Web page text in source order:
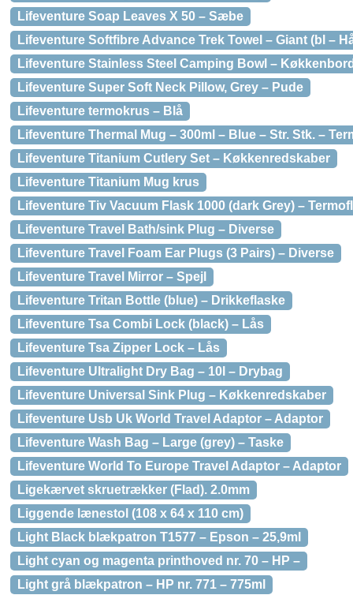
Lifeventure Soap Leaves X 50 – Sæbe
Lifeventure Softfibre Advance Trek Towel – Giant (bl –
Lifeventure Stainless Steel Camping Bowl –
Lifeventure Super Soft Neck Pillow, Grey – Pude
Lifeventure termokrus – Blå
Lifeventure Thermal Mug – 300ml – Blue – Str. Stk. –
Lifeventure Titanium Cutlery Set – Køkkenredskaber
Lifeventure Titanium Mug krus
Lifeventure Tiv Vacuum Flask 1000 (dark Grey) –
Lifeventure Travel Bath/sink Plug – Diverse
Lifeventure Travel Foam Ear Plugs (3 Pairs) – Diverse
Lifeventure Travel Mirror – Spejl
Lifeventure Tritan Bottle (blue) – Drikkeflaske
Lifeventure Tsa Combi Lock (black) – Lås
Lifeventure Tsa Zipper Lock – Lås
Lifeventure Ultralight Dry Bag – 10l – Drybag
Lifeventure Universal Sink Plug – Køkkenredskaber
Lifeventure Usb Uk World Travel Adaptor – Adaptor
Lifeventure Wash Bag – Large (grey) – Taske
Lifeventure World To Europe Travel Adaptor – Adaptor
Ligekærvet skruetrækker (Flad). 2.0mm
Liggende lænestol (108 x 64 x 110 cm)
Light Black blækpatron T1577 – Epson – 25,9ml
Light cyan og magenta printhoved nr. 70 – HP –
Light grå blækpatron – HP nr. 771 – 775ml